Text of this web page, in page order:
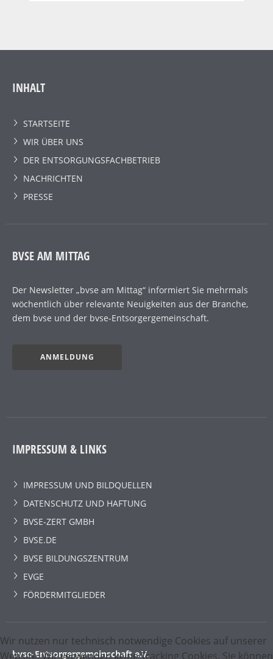
INHALT
STARTSEITE
WIR ÜBER UNS
DER ENTSORGUNGSFACHBETRIEB
NACHRICHTEN
PRESSE
BVSE AM MITTAG
Der Newsletter „bvse am Mittag“ informiert Sie mehrmals
wöchentlich über relevante Neuigkeiten aus der Branche,
dem bvse und der bvse-Entsorgergemeinschaft.
ANMELDUNG
IMPRESSUM & LINKS
IMPRESSUM UND BILDQUELLEN
DATENSCHUTZ UND HAFTUNG
BVSE-ZERT GMBH
BVSE.DE
BVSE BILDUNGSZENTRUM
EVGE
FÖRDERMITGLIEDER
bvse-Entsorgergemeinschaft e.V.
Wir nutzen nur technisch notwendige Cookies auf unserer
Website. Wir verwenden keine Tracking Cookies. Sie können